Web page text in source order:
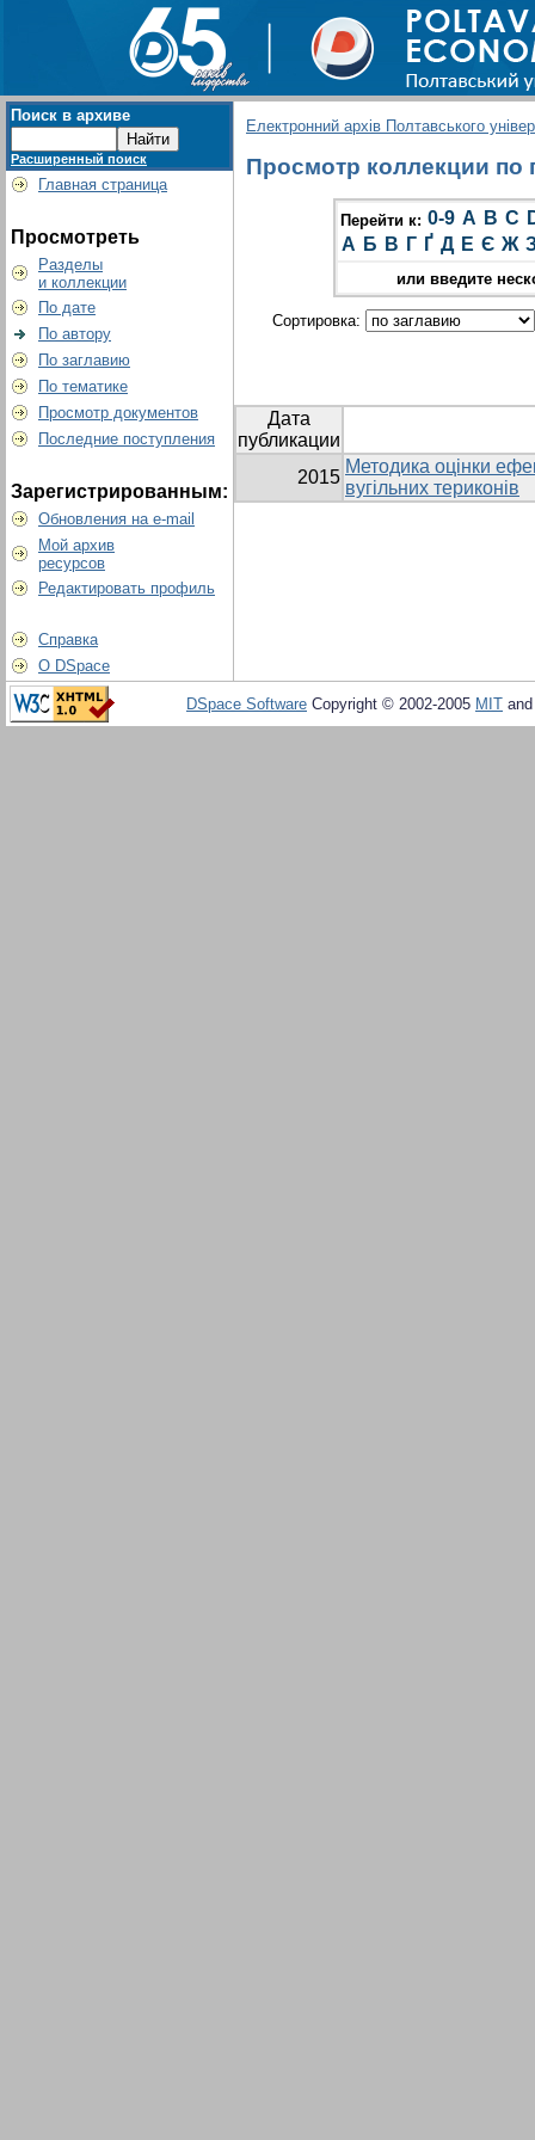
Поиск в архиве
Расширенный поиск
Главная страница
Просмотреть
Разделы
и коллекции
По дате
По автору
По заглавию
По тематике
Просмотр документов
Последние поступления
Зарегистрированным:
Обновления на e-mail
Мой архив
ресурсов
Редактировать профиль
Справка
О DSpace
Електронний архів Полтавського
Просмотр коллекции по
Перейти к: 0-9 A B C
А Б В Г Ґ Д Е Є Ж
или введите
Сортировка:
Дата
публикации
2015
Методика оцінки
вугільних териконів
DSpace Software Copyright © 2002-2005 MIT